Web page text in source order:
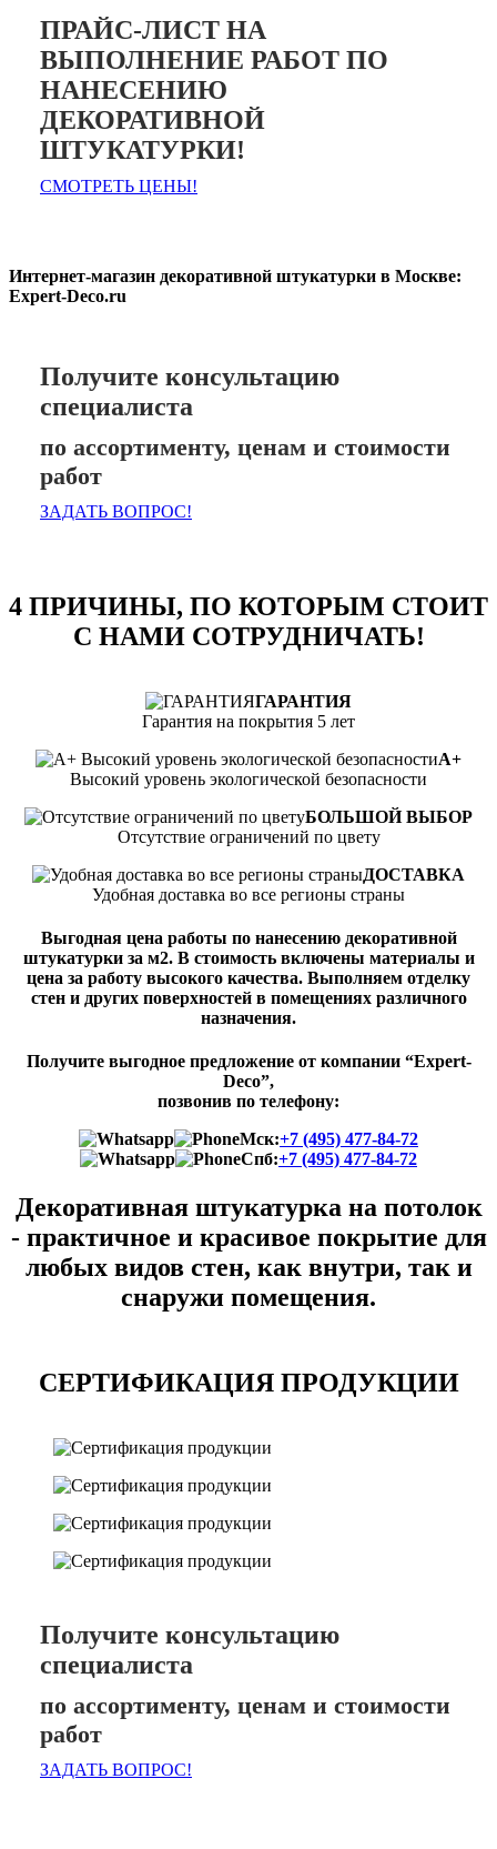
ПРАЙС-ЛИСТ НА
ВЫПОЛНЕНИЕ РАБОТ ПО
НАНЕСЕНИЮ
ДЕКОРАТИВНОЙ
ШТУКАТУРКИ!
СМОТРЕТЬ ЦЕНЫ!
Интернет-магазин декоративной штукатурки в Москве:
Expert-Deco.ru
Получите консультацию
специалиста
по ассортименту, ценам и стоимости
работ
ЗАДАТЬ ВОПРОС!
4 ПРИЧИНЫ, ПО КОТОРЫМ СТОИТ
С НАМИ СОТРУДНИЧАТЬ!
ГАРАНТИЯ
Гарантия на покрытия 5 лет
А+
Высокий уровень экологической безопасности
БОЛЬШОЙ ВЫБОР
Отсутствие ограничений по цвету
ДОСТАВКА
Удобная доставка во все регионы страны
Выгодная цена работы по нанесению декоративной
штукатурки за м2. В стоимость включены материалы и
цена за работу высокого качества. Выполняем отделку
стен и других поверхностей в помещениях различного
назначения.
Получите выгодное предложение от компании “Expert-
Deco”,
позвонив по телефону:
Мск:+7 (495) 477-84-72
Спб:+7 (495) 477-84-72
Декоративная штукатурка на потолок
- практичное и красивое покрытие для
любых видов стен, как внутри, так и
снаружи помещения.
СЕРТИФИКАЦИЯ ПРОДУКЦИИ
Получите консультацию
специалиста
по ассортименту, ценам и стоимости
работ
ЗАДАТЬ ВОПРОС!